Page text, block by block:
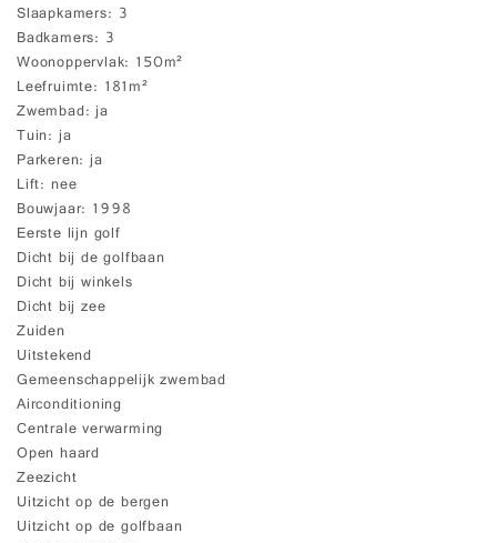
Slaapkamers 3
Badkamers 3
Woonoppervlak 150m²
Leefruimte 181m²
Zwembad ja
Tuin ja
Parkeren ja
Lift nee
Bouwjaar 1998
Eerste lijn golf
Dicht bij de golfbaan
Dicht bij winkels
Dicht bij zee
Zuiden
Uitstekend
Gemeenschappelijk zwembad
Airconditioning
Centrale verwarming
Open haard
Zeezicht
Uitzicht op de bergen
Uitzicht op de golfbaan